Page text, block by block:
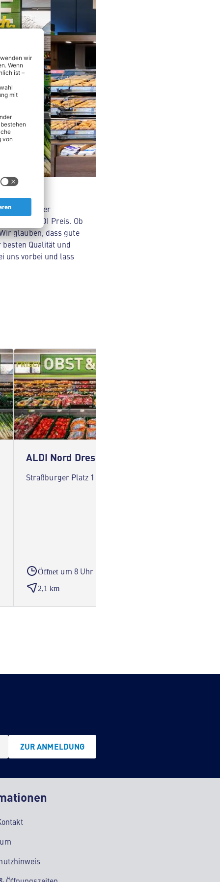
über
ALDI Preis. Ob
glauben, dass gute
Qualität und
uns vorbei und lass
ALDI Nord Dresden
Straßburger Platz 1 01307 Dresden
Öffnet um 8 Uhr
2,1 km
ZUR ANMELDUNG